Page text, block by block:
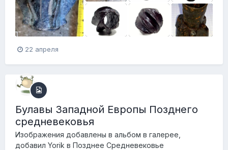
22 апреля
Булавы Западной Европы Позднего
средневековья
Изображения добавлены в альбом в галерее,
добавил Yorik в Позднее Средневековье